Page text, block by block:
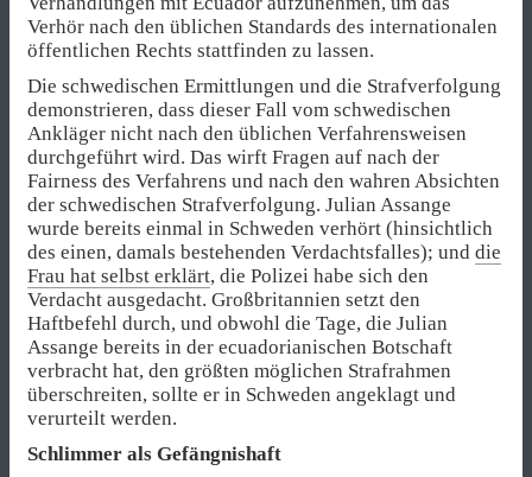
Verhör nach den üblichen Standards des internationalen
öffentlichen Rechts stattfinden zu lassen.
Die schwedischen Ermittlungen und die Strafverfolgung
demonstrieren, dass dieser Fall vom schwedischen
Ankläger nicht nach den üblichen Verfahrensweisen
durchgeführt wird. Das wirft Fragen auf nach der
Fairness des Verfahrens und nach den wahren Absichten
der schwedischen Strafverfolgung. Julian Assange
wurde bereits einmal in Schweden verhört (hinsichtlich
des einen, damals bestehenden Verdachtsfalles); und die
Frau hat selbst erklärt, die Polizei habe sich den
Verdacht ausgedacht. Großbritannien setzt den
Haftbefehl durch, und obwohl die Tage, die Julian
Assange bereits in der ecuadorianischen Botschaft
verbracht hat, den größten möglichen Strafrahmen
überschreiten, sollte er in Schweden angeklagt und
verurteilt werden.
Schlimmer als Gefängnishaft